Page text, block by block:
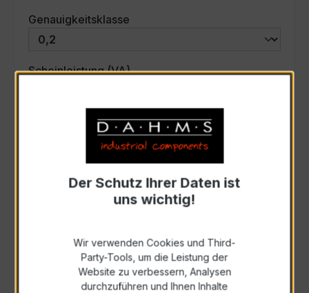
Genauigkeitsklasse
Scheinleistung (VA)auswählen
Auswahl zurücksetzen
Zur Sammelanfrage hinzufügen
Der Schutz Ihrer Daten ist
uns wichtig!
Wir verwenden Cookies und Third-
Party-Tools, um die Leistung der
Website zu verbessern, Analysen
durchzuführen und Ihnen Inhalte